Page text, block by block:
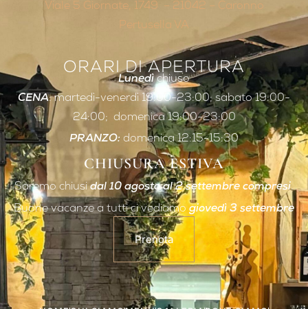
Viale 5 Giornate, 1749 – 21042 – Caronno
Pertusella VA
ORARI DI APERTURA
Lunedìchiuso
CENA: martedì-venerdì 19:00-23:00; sabato 19:00-
24:00; domenica 19:00-23:00
PRANZO: domenica 12:15-15:30
CHIUSURA ESTIVA
Saremo chiusidal 10 agosto al 2 settembre compresi.
Buone vacanze a tutti ci vediamo giovedì 3 settembre
Prenota